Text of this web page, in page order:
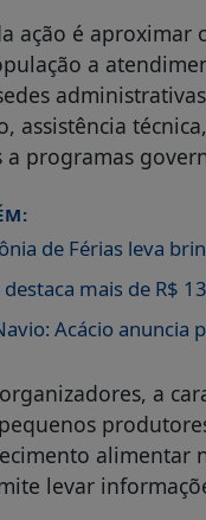
ação é aproximar
a
assistência
a programas
de Férias leva
mais de R$
Acácio anuncia
a
alimentar
levar